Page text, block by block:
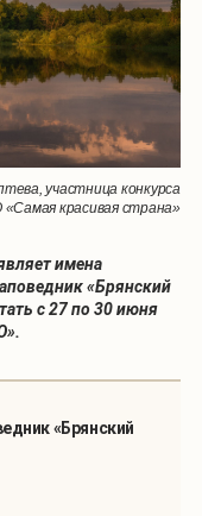
участница конкурса
красивая страна»
имена
«Брянский
с 27 по 30 июня
«Брянский